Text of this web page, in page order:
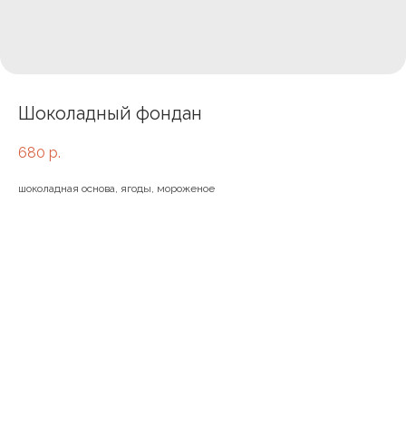
Шоколадный фондан
680 р.
шоколадная основа, ягоды, мороженое